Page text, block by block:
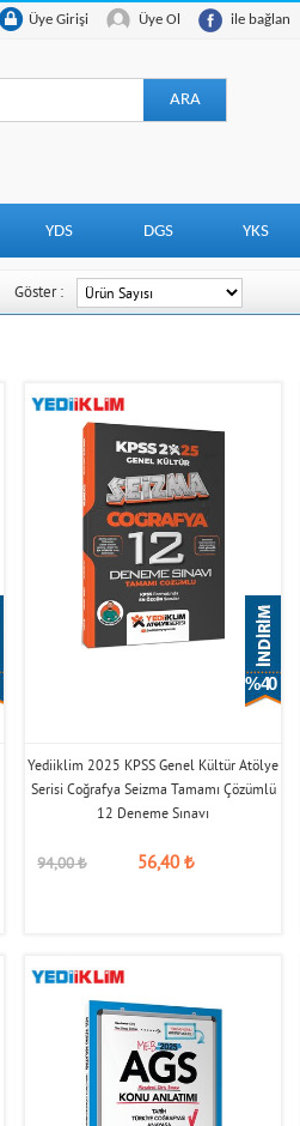
ile bağlan
Üye Ol
Üye Girişi
YDS DGS YKS
Göster :
% 40
Yediiklim 2025 KPSS Genel Kültür Atölye
Serisi Coğrafya Seizma Tamamı Çözümlü
12 Deneme Sınavı
94,00₺ 56,40₺